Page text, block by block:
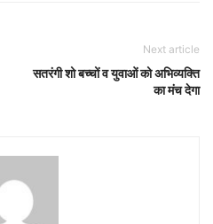
Next article
सतरंगी शो बच्चों व युवाओं को अभिव्यक्ति
का मंच देगा